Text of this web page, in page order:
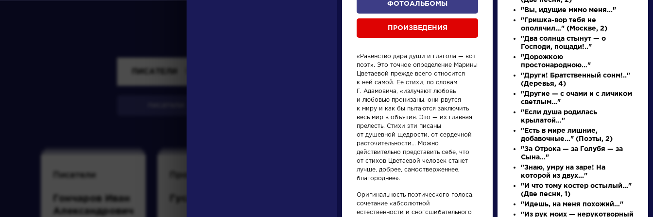
персонажи
Писатели
Гончаров Иван
Александрович
размышление
Писатели
Брюсов
Валерий
Писатели
Булгаков
Михаил
ФОТОАЛЬБОМЫ
ПРОИЗВЕДЕНИЯ
«Равенство дара души и глагола — вот
поэт». Это точное определение Марины
Цветаевой прежде всего относится
к ней самой. Ее стихи, по словам
Г. Адамовича, «излучают любовь
и любовью пронизаны, они рвутся
к миру и как бы пытаются заключить
весь мир в объятия. Это — их главная
прелесть. Стихи эти писаны
от душевной щедрости, от сердечной
расточительности... Можно
действительно представить себе, что
от стихов Цветаевой человек станет
лучше, добрее, самоотверженнее,
благороднее».
Оригинальность поэтического голоса,
сочетание «абсолютной
естественности и сногсшибательного
"Вы, идущие мимо меня..."
"Гришка-вор тебя не
ополячил…" (Москве, 2)
"Два солнца стынут — о
Господи, пощади!.."
"Дорожкою
простонародною…"
"Други! Братственный сонм!.."
(Деревья, 4)
"Другие — с очами и с личиком
светлым…"
"Если душа родилась
крылатой…"
"Есть в мире лишние,
добавочные…" (Поэты, 2)
"За Отрока — за Голубя — за
Сына…"
"Знаю, умру на заре! На
которой из двух..."
"И что тому костер остылый…"
(Две песни, 1)
"Идешь, на меня похожий…"
"Из рук моих — нерукотворный